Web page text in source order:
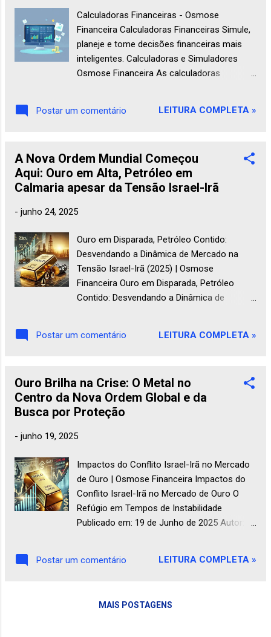
Destaque da novidade: O grande avanço está
na integração do Cadastro Imobiliário
Brasileiro (CIB) e do Sistema Nacional de
conexão permite à Receita Federal...
Calculadoras Financeiras - Osmose
Financeira Calculadoras Financeiras Simule,
planeje e tome decisões financeiras mais
inteligentes. Calculadoras e Simuladores
Osmose Financeira As calculadoras
de simulações sem a necessidade de
dispositivo e acessar os resultados de
forma instantânea. Além disso, elas são
frequentemente atualizadas para refletir as
garantindo precisão e relevância. Aqui no
ampla gama de ferramentas gratuitas que
podem ajudá-lo a calcular empréstimos,
planejar aposentadoria, avaliar investimentos
e muito mais. Navegue pelas categorias
Postar um comentário LEITURA COMPLETA »
A Nova Ordem Mundial Começou
Aqui: Ouro em Alta, Petróleo em
Calmaria apesar da Tensão Israel-Irã
- junho 24, 2025
Ouro em Disparada, Petróleo Contido:
Desvendando a Dinâmica de Mercado na
Tensão Israel-Irã (2025) | Osmose
Financeira Ouro em Disparada, Petróleo
Contido: Desvendando a Dinâmica de
ouro durante a tensão Israel-Irã em 2025.
Ouro em Disparada, Petróleo Contido: O
Novo Mapa da Geopolítica Financeira em
2025 A Pergunta que Não Quer Calar ...
Postar um comentário LEITURA COMPLETA »
Ouro Brilha na Crise: O Metal no
Centro da Nova Ordem Global e da
Busca por Proteção
- junho 19, 2025
Impactos do Conflito Israel-Irã no Mercado
de Ouro | Osmose Financeira Impactos do
Conflito Israel-Irã no Mercado de Ouro O
Refúgio em Tempos de Instabilidade
Publicado em: 19 de Junho de 2025 Autor:
mercados financeiros em tempos de crise.
reforçando o status do metal precioso
Postar um comentário LEITURA COMPLETA »
MAIS POSTAGENS